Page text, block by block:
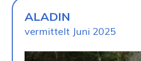
ALADIN
vermittelt Juni 2025